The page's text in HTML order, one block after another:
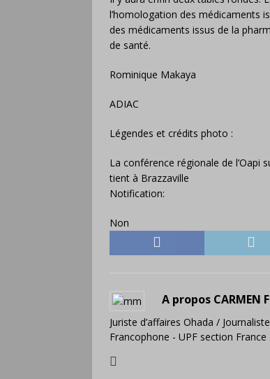
l’homologation des médicaments
des médicaments issus de la
de santé.
Rominique Makaya
ADIAC
Légendes et crédits photo :
La conférence régionale de l’Oapi
tient à Brazzaville
Notification:
Non
A propos CARMEN
Juriste d’affaires Ohada /
Francophone - UPF section France